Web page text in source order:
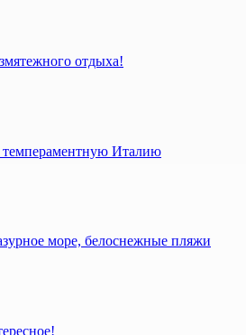
отдыха!
Италию
море, белоснежные пляжи